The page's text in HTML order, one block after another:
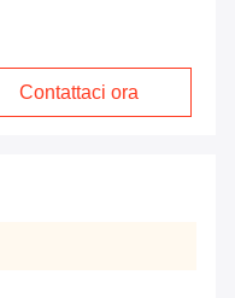
Contattaci ora